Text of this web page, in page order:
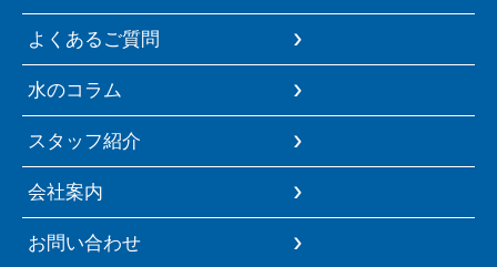
よくあるご質問
水のコラム
スタッフ紹介
会社案内
お問い合わせ